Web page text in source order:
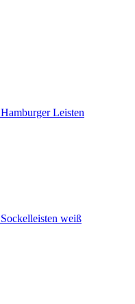
Hamburger Leisten
Sockelleisten weiß